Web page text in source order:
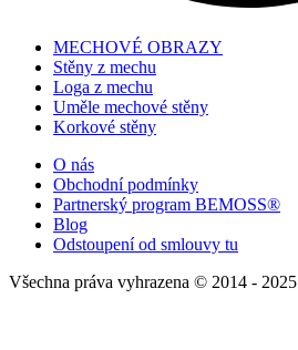
MECHOVÉ OBRAZY
Stěny z mechu
Loga z mechu
Uměle mechové stěny
Korkové stěny
O nás
Obchodní podmínky
Partnerský program BEMOSS®
Blog
Odstoupení od smlouvy tu
Všechna práva vyhrazena © 2014 - 2025